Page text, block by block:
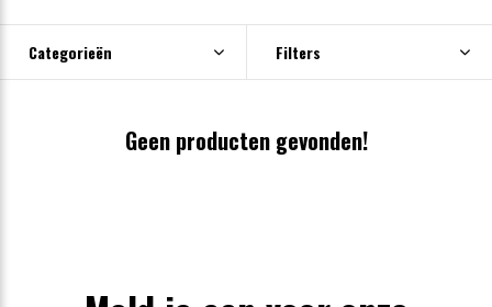
Categorieën Filters
Geen producten gevonden!